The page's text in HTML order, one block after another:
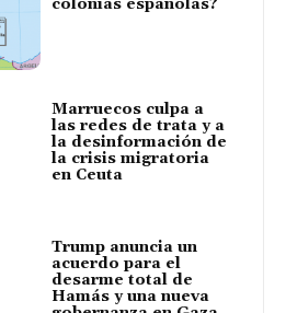
colonias españolas?
Marruecos culpa a
las redes de trata y a
la desinformación de
la crisis migratoria
en Ceuta
Trump anuncia un
acuerdo para el
desarme total de
Hamás y una nueva